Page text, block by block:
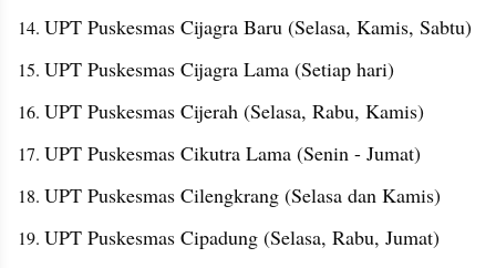
UPT Puskesmas Cijagra Baru (Selasa, Kamis, Sabtu)
UPT Puskesmas Cijagra Lama (Setiap hari)
UPT Puskesmas Cijerah (Selasa, Rabu, Kamis)
UPT Puskesmas Cikutra Lama (Senin - Jumat)
UPT Puskesmas Cilengkrang (Selasa dan Kamis)
UPT Puskesmas Cipadung (Selasa, Rabu, Jumat)